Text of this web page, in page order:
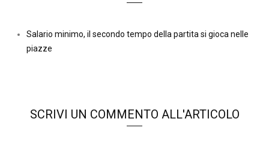
Salario minimo, il secondo tempo della partita si gioca nelle
piazze
SCRIVI UN COMMENTO ALL'ARTICOLO